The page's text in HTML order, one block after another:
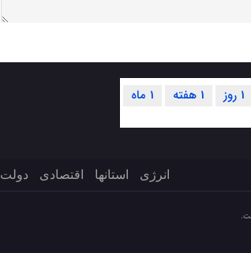
1 ماه 1 هفته 1 روز
انرژی استانها اقتصادی دولت